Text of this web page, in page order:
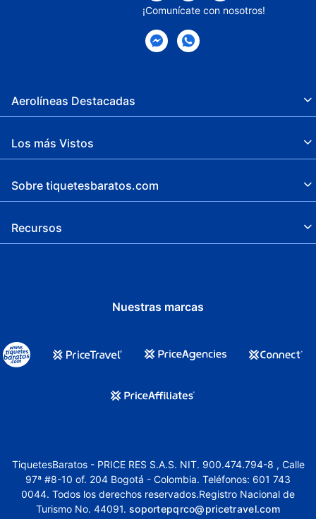
¡Comunícate con nosotros!
Aerolíneas Destacadas
Los más Vistos
Sobre tiquetesbaratos.com
Recursos
Nuestras marcas
TiquetesBaratos - PRICE RES S.A.S. NIT. 900.474.794-8 , Calle
97ª #8-10 of. 204 Bogotá - Colombia. Teléfonos: 601 743
0044. Todos los derechos reservados.Registro Nacional de
Turismo No. 44091.soportepqrco@pricetravel.com